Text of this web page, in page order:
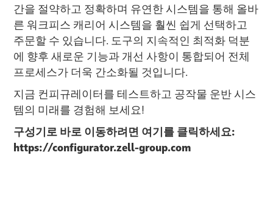
간을 절약하고 정확하며 유연한 시스템을 통해 올바
른 워크피스 캐리어 시스템을 훨씬 쉽게 선택하고
주문할 수 있습니다. 도구의 지속적인 최적화 덕분
에 향후 새로운 기능과 개선 사항이 통합되어 전체
프로세스가 더욱 간소화될 것입니다.
지금 컨피규레이터를 테스트하고 공작물 운반 시스
템의 미래를 경험해 보세요!
구성기로 바로 이동하려면 여기를 클릭하세요:
https://configurator.zell-group.com